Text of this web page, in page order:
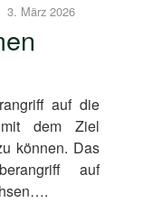
3. März 2026
auf die
mit dem Ziel
können. Das
auf